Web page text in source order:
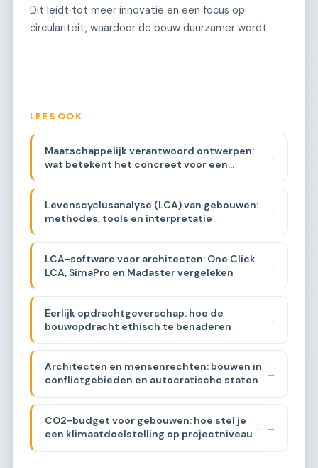
Dit leidt tot meer innovatie en een focus op
circulariteit, waardoor de bouw duurzamer wordt.
LEES OOK
Maatschappelijk verantwoord ontwerpen:
wat betekent het concreet voor een
→
Levenscyclusanalyse (LCA) van gebouwen:
methodes, tools en interpretatie
→
LCA-software voor architecten: One Click
LCA, SimaPro en Madaster vergeleken
→
Eerlijk opdrachtgeverschap: hoe de
bouwopdracht ethisch te benaderen
→
Architecten en mensenrechten: bouwen in
conflictgebieden en autocratische staten
→
CO2-budget voor gebouwen: hoe stel je
een klimaatdoelstelling op projectniveau
→